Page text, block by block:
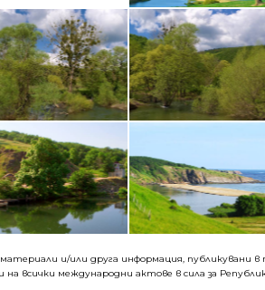
и/или друга информация, публикувани
всички международни актове в сила за